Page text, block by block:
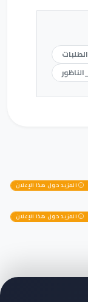
المزيد حول هذا الإعلان
المزيد حول هذا الإعلان